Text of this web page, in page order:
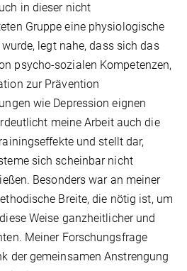
in dieser nicht
Gruppe eine physiologische
legt nahe, dass sich das
psycho-sozialen Kompetenzen,
zur Prävention
wie Depression eignen
meine Arbeit auch die
und stellt dar,
sich scheinbar nicht
Besonders war an meiner
Breite, die nötig ist, um
Weise ganzheitlicher und
Meiner Forschungsfrage
der gemeinsamen Anstrengung